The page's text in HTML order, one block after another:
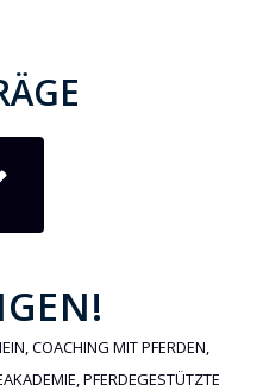
,COACHING MIT PFERDEN,
,PFERDEGESTÜTZTE